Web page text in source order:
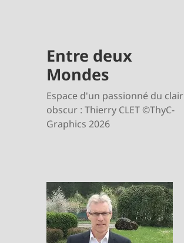
Entre deux
Mondes
Espace d'un passionné du clair
obscur : Thierry CLET ©ThyC-
Graphics 2026